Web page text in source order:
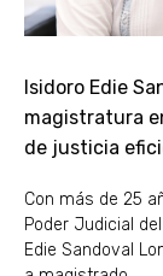
Isidoro Edie
magistratura
de justicia
Con más de 25
Poder Judicial
Edie Sandoval